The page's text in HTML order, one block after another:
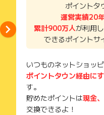
獲得待ち・獲得失敗の状態
メールを送っていただく場合
そのため、紛失・破棄され
ご注意ください。
ポイントタ
運営実績20
累計900万人が利用
できるポイントサ
いつものネットショッ
ポイントタウン経由に
す。
貯めたポイントは現金
交換できるよ！